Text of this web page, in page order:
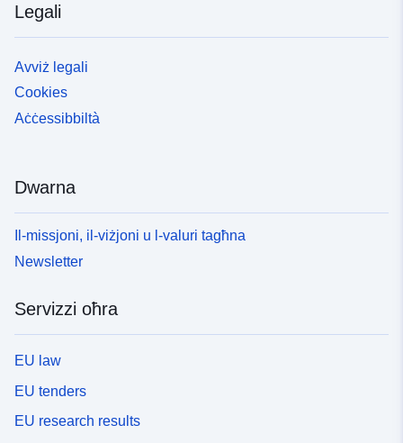
Legali
Avviż legali
Cookies
Aċċessibbiltà
Dwarna
Il-missjoni, il-viżjoni u l-valuri tagħna
Newsletter
Servizzi oħra
EU law
EU tenders
EU research results